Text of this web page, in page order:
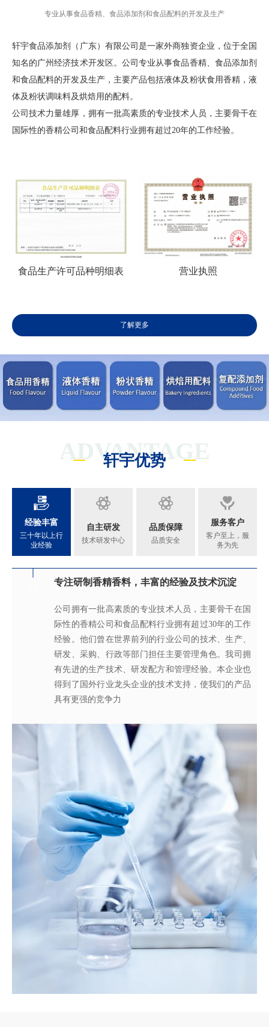
专业从事食品香精、食品添加剂和食品配料的开发及生产
轩宇食品添加剂（广东）有限公司是一家外商独资企业，位于全国
知名的广州经济技术开发区。公司专业从事食品香精、食品添加剂
和食品配料的开发及生产，主要产品包括液体及粉状食用香精，液
体及粉状调味料及烘焙用的配料。
公司技术力量雄厚，拥有一批高素质的专业技术人员，主要骨干在
国际性的香精公司和食品配料行业拥有超过20年的工作经验。
食品生产许可品种明细表 营业执照
了解更多
ADVANTAGE
轩宇优势
经验丰富
三十年以上行
业经验
自主研发
技术研发中心
品质保障
品质安全
服务客户
客户至上，服
务为先
专注研制香精香料，丰富的经验及技术沉淀
公司拥有一批高素质的专业技术人员，主要骨干在国
际性的香精公司和食品配料行业拥有超过30年的工作
经验。他们曾在世界前列的行业公司的技术、生产、
研发、采购、行政等部门担任主要管理角色。我司拥
有先进的生产技术、研发配方和管理经验。本企业也
得到了国外行业龙头企业的技术支持，使我们的产品
具有更强的竞争力
满足客户不同的调香需求
拥有独立的香精香料技术研发实验室和生产车间，可
为客户提供适合、满意，高性价比的高品质香精。
完善的质量管理体系
从2005年起，公司就建立了国际认可的ISO9001：
2015质量管理体系及ISO22000：2018 食品安全管理体
系，为所有产品质量稳定性及食用安全性保驾护航。
真心酿香味 芬芳传五洲
轩宇的应用及技术服务中心，汇聚了多位优秀的技术
工程师从事香精香料在各类产品中的开发应用，能高
效地针对客户需求打造不同产品，满 足客户对提高其
产品质量以及缩短交货期的需求。